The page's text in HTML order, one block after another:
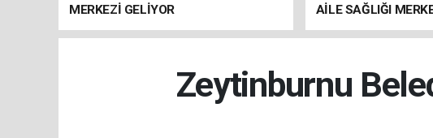
MERKEZİ GELİYOR
AİLE SAĞLIĞI
HAZIRLIKLAR
Zeytinburnu